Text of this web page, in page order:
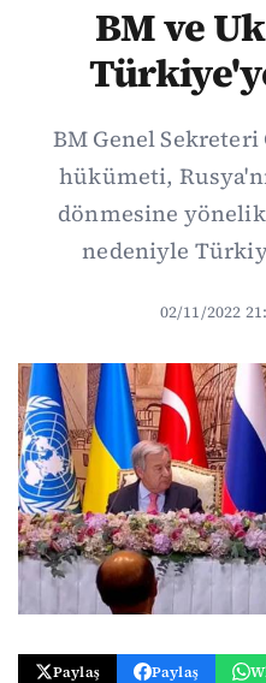
BM ve
BM Genel
hükümeti,
dönmesine
nedeniyle
02/11/2022
Paylaş Paylaş